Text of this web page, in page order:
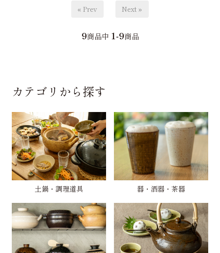
« Prev Next »
9商品中 1-9商品
カテゴリから探す
土鍋・調理道具 器・酒器・茶器